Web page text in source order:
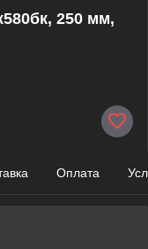
250 мм,
Оплата